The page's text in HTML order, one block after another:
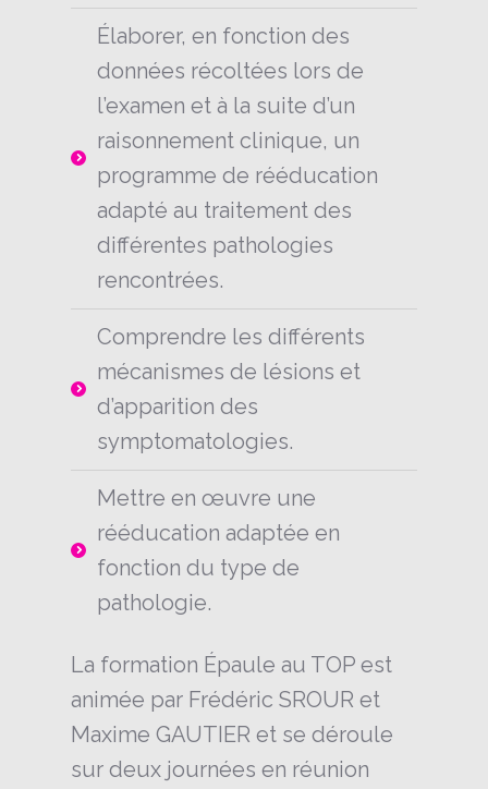
Élaborer, en fonction des
données récoltées lors de
l’examen et à la suite d’un
raisonnement clinique, un
programme de rééducation
adapté au traitement des
différentes pathologies
rencontrées.
Comprendre les différents
mécanismes de lésions et
d’apparition des
symptomatologies.
Mettre en œuvre une
rééducation adaptée en
fonction du type de
pathologie.
La formation Épaule au TOP est
animée par Frédéric SROUR et
Maxime GAUTIER et se déroule
sur deux journées en réunion